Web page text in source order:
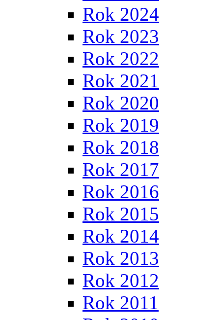
Rok 2024
Rok 2023
Rok 2022
Rok 2021
Rok 2020
Rok 2019
Rok 2018
Rok 2017
Rok 2016
Rok 2015
Rok 2014
Rok 2013
Rok 2012
Rok 2011